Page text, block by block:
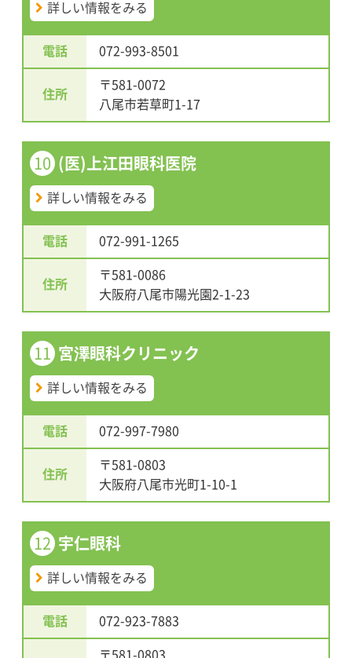
詳しい情報をみる
電話 072-993-8501
住所
〒581-0072
八尾市若草町1-17
10 (医)上江田眼科医院
詳しい情報をみる
電話 072-991-1265
住所
〒581-0086
大阪府八尾市陽光園2-1-23
11 宮澤眼科クリニック
詳しい情報をみる
電話 072-997-7980
住所
〒581-0803
大阪府八尾市光町1-10-1
12 宇仁眼科
詳しい情報をみる
電話 072-923-7883
〒581-0803